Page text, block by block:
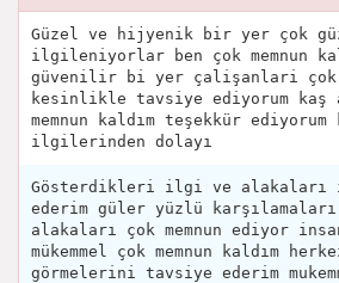
Güzel ve hijyenik bir yer çok
ilgileniyorlar ben çok memnun
güvenilir bi yer çalişanlari çok
kesinlikle tavsiye ediyorum kaş
memnun kaldım teşekkür
ilgilerinden dolayı
Gösterdikleri ilgi ve alakaları
ederim güler yüzlü
alakaları çok memnun ediyor
mükemmel çok memnun kaldım
görmelerini tavsiye ederim